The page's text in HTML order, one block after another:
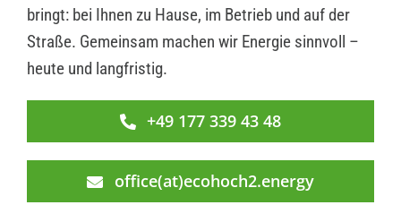
bringt: bei Ihnen zu Hause, im Betrieb und auf der
Straße. Gemeinsam machen wir Energie sinnvoll –
heute und langfristig.
+49 177 339 43 48
office(at)ecohoch2.energy